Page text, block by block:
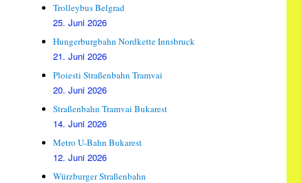
Trolleybus Belgrad
25. Juni 2026
Hungerburgbahn Nordkette Innsbruck
21. Juni 2026
Ploiesti Straßenbahn Tramvai
20. Juni 2026
Straßenbahn Tramvai Bukarest
14. Juni 2026
Metro U-Bahn Bukarest
12. Juni 2026
Würzburger Straßenbahn